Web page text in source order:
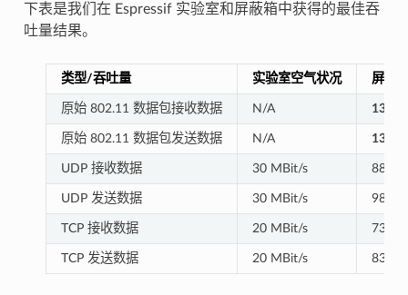
下表是我们在 Espressif 实验室和屏蔽箱中获得的最佳吞
吐量结果。
类型/吞吐量 实验室空气状况 屏蔽
原始 802.11 数据包接收数据 N/A 130
原始 802.11 数据包发送数据 N/A 130
UDP 接收数据 30 MBit/s 88
UDP 发送数据 30 MBit/s 98
TCP 接收数据 20 MBit/s 73
TCP 发送数据 20 MBit/s 83